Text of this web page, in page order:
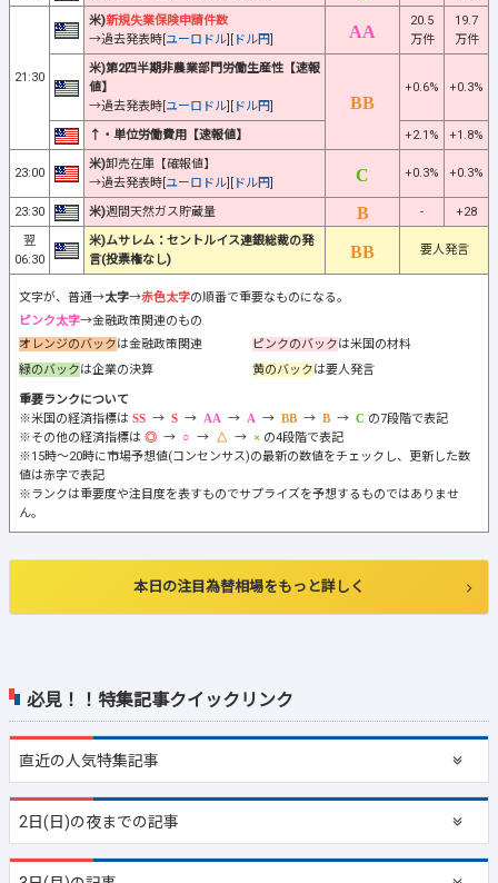
必見！！特集記事クイックリンク
直近の人気特集記事
2日(日)の夜までの記事
21:30
米)新規失業保険申請件数
→過去発表時[ユーロドル][ ドル円]
20.5
万件
19.7
万件
米)第2四半期非農業部門労働生産性【速報
値】
→過去発表時[ユーロドル][ ドル円]
+0.6% +0.3%
↑・単位労働費用【速報値】 +2.1% +1.8%
23:00
米)卸売在庫【確報値】
→過去発表時[ユーロドル][ ドル円]
+0.3% +0.3%
23:30 米)週間天然ガス貯蔵量 -
+28
翌
06:30
米)ムサレム：セントルイス連銀総裁の発
言(投票権なし)
要人発言
文字が、普通→太字→赤色太字の順番で重要なものになる。
ピンク太字→金融政策関連のもの
オレンジのバックは金融政策関連 ピンクのバックは米国の材料
緑のバックは企業の決算 黄のバックは要人発言
重要ランクについて
※米国の経済指標は
→ → → → → →
の7段階で表記
※その他の経済指標は
→ → →
の4段階で表記
※15時～20時に市場予想値(コンセンサス)の最新の数値をチェックし、更新した数
値は赤字で表記
※ランクは重要度や注目度を表すものでサプライズを予想するものではありませ
ん。
本日の注目為替相場をもっと詳しく